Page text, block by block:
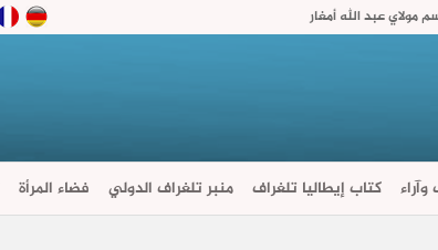
مولاي عبد الله أمغار
كتاب إيطاليا تلغراف منبر تلغراف الدولي فضاء المرأة